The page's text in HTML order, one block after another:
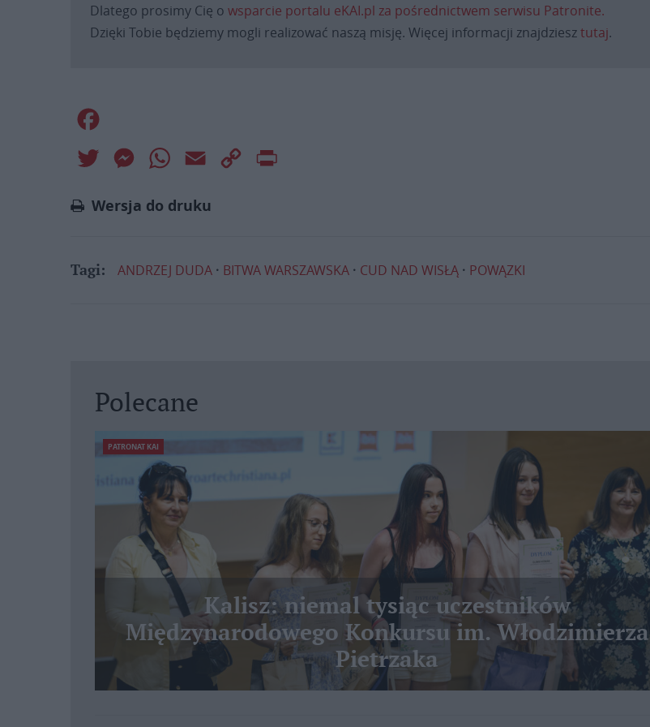
Dlatego prosimy Cię o wsparcie portalu eKAI.pl za pośrednictwem serwisu Patronite.
Dzięki Tobie będziemy mogli realizować naszą misję. Więcej informacji znajdziesztutaj.
Twitter MessengerWhatsApp
Email
Copy
Wersja do druku
Tagi: ANDRZEJ DUDA BITWA WARSZAWSKA CUD NAD WISŁĄ POWĄZKI
Polecane
PATRONAT KAI
Kalisz: niemal tysiąc uczestników
Międzynarodowego Konkursu im. Włodzimierza
Pietrzaka